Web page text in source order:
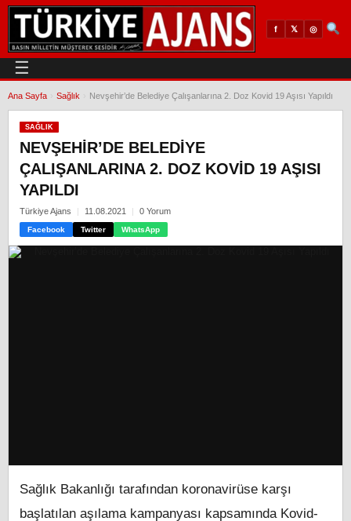
f 𝕏 ◎
☰
Ana Sayfa Sağlık Nevşehir’de Belediye Çalışanlarına 2. Doz Kovid 19 Aşısı Yapıldı
SAĞLIK
NEVŞEHIR’DE BELEDIYE
ÇALIŞANLARINA 2. DOZ KOVID 19 AŞISI
YAPILDI
Türkiye Ajans 11.08.2021 0 Yorum
Facebook Twitter WhatsApp
Sağlık Bakanlığı tarafından koronavirüse karşı
başlatılan aşılama kampanyası kapsamında Kovid-